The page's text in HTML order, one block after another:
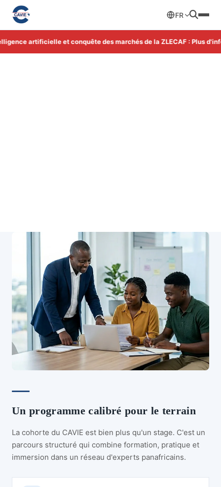
artificielle et conquête des marchés de la ZLECAF : Plus
FR
Un programme calibré pour le terrain
La cohorte du CAVIE est bien plus qu'un stage. C'est un
parcours structuré qui combine formation, pratique et
immersion dans un réseau d'experts panafricains.